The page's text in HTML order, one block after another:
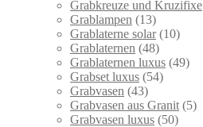
Grabkreuze und Kruzifixe
Grablampen (13)
Grablaterne solar (10)
Grablaternen (48)
Grablaternen luxus (49)
Grabset luxus (54)
Grabvasen (43)
Grabvasen aus Granit (5)
Grabvasen luxus (50)